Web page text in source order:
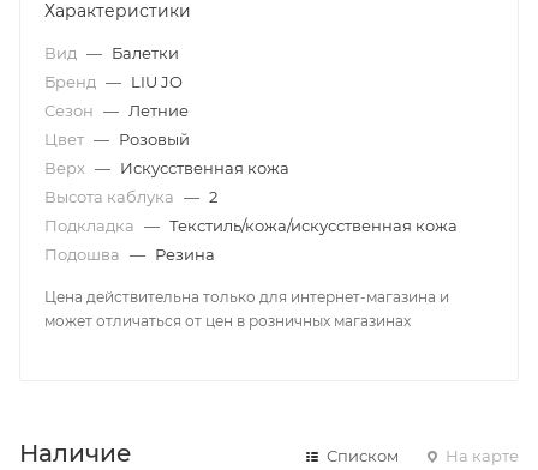
Характеристики
Вид — Балетки
Бренд — LIU JO
Сезон — Летние
Цвет — Розовый
Верх — Искусственная кожа
Высота каблука — 2
Подкладка — Текстиль/кожа/искусственная кожа
Подошва — Резина
Цена действительна только для интернет-магазина и
может отличаться от цен в розничных магазинах
Наличие Списком На карте